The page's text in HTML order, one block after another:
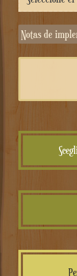
Notas de